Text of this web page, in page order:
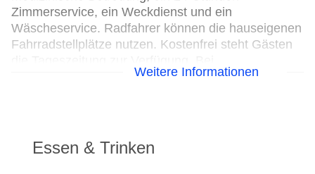
Zimmerservice, ein Weckdienst und ein
Wäscheservice. Radfahrer können die hauseigenen
Fahrradstellplätze nutzen. Kostenfrei steht Gästen
Geschäftlichem hilft das Business-Center gerne
Parkplatz: gegen Gebühr
Check-in von: 14:00:00
Weitere Informationen
Essen & Trinken